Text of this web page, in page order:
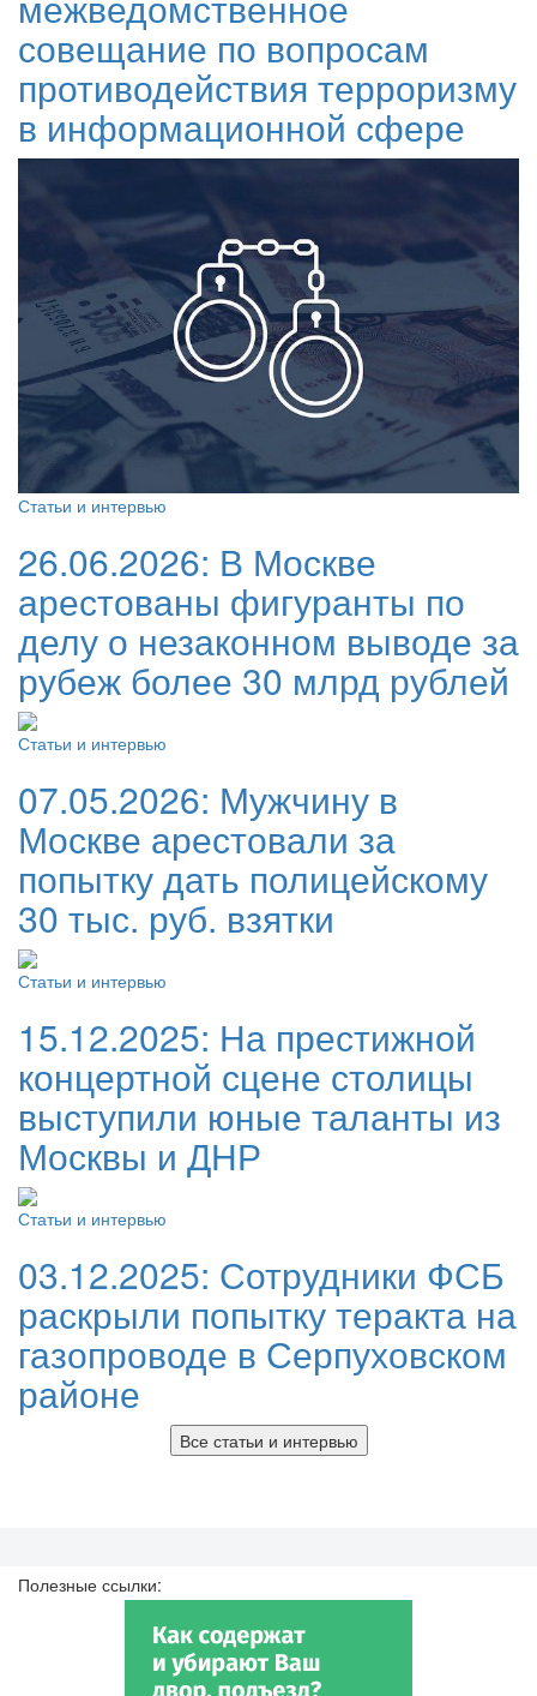
совещание по вопросам
противодействия терроризму
в информационной сфере
Статьи и интервью
26.06.2026: В Москве
арестованы фигуранты по
делу о незаконном выводе за
рубеж более 30 млрд рублей
Статьи и интервью
07.05.2026: Мужчину в
Москве арестовали за
попытку дать полицейскому
30 тыс. руб. взятки
Статьи и интервью
15.12.2025: На престижной
концертной сцене столицы
выступили юные таланты из
Москвы и ДНР
Статьи и интервью
03.12.2025: Сотрудники ФСБ
раскрыли попытку теракта на
газопроводе в Серпуховском
районе
Все статьи и интервью
Полезные ссылки: